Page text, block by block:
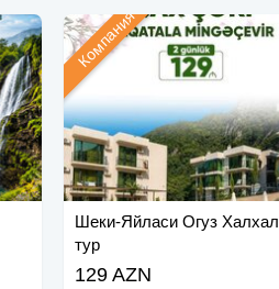
Шеки-Яйласи Огуз Халхал
тур
Компания
129 AZN